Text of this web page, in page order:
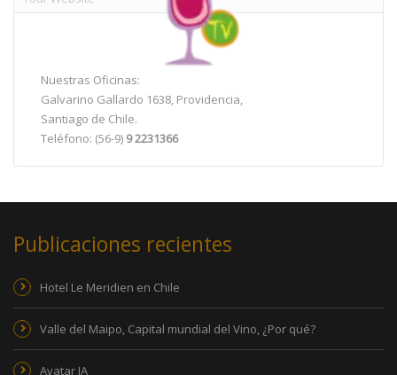
Nuestras Oficinas:
Galvarino Gallardo 1638, Providencia,
Santiago de Chile.
Teléfono: (56-9) 9 2231366
Publicaciones recientes
Hotel Le Meridien en Chile
Valle del Maipo, Capital mundial del Vino, ¿Por qué?
Avatar IA